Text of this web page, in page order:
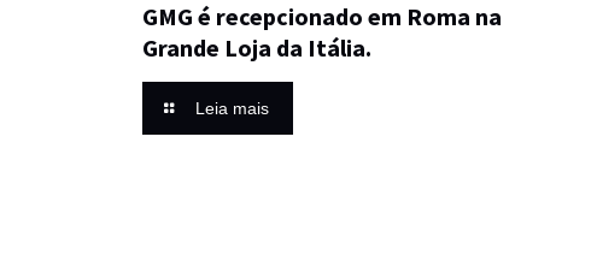
GMG é recepcionado em Roma na
Grande Loja da Itália.
Leia mais